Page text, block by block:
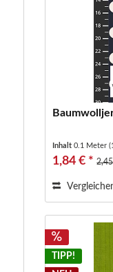
Inhalt0.1 Meter
1,84 € *
TIPP!